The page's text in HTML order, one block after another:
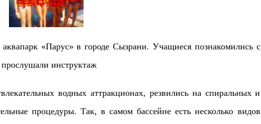
аквапарк «Парус» в городе Сызрани. Учащиеся познакомились с
инструктаж
водных аттракционах, резвились на спиральных и
процедуры. Так, в самом бассейне есть несколько видов